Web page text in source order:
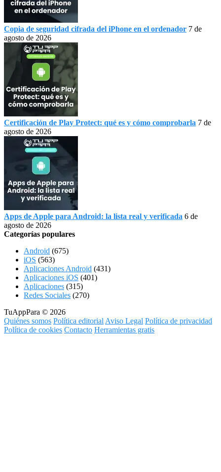
Copia de seguridad cifrada del iPhone en el ordenador 7 de
agosto de 2026
Certificación de Play Protect: qué es y cómo comprobarla 7 de
agosto de 2026
Apps de Apple para Android: la lista real y verificada 6 de
agosto de 2026
Categorías populares
Android (675)
iOS (563)
Aplicaciones Android (431)
Aplicaciones iOS (401)
Aplicaciones (315)
Redes Sociales (270)
TuAppPara © 2026
Quiénes somos Política editorial Aviso Legal Política de privacidad
Política de cookies Contacto Herramientas gratis